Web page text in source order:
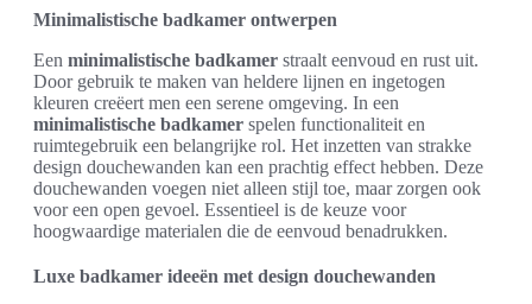
Minimalistische badkamer ontwerpen
Een minimalistische badkamer straalt eenvoud en rust uit.
Door gebruik te maken van heldere lijnen en ingetogen
kleuren creëert men een serene omgeving. In een
minimalistische badkamer spelen functionaliteit en
ruimtegebruik een belangrijke rol. Het inzetten van strakke
design douchewanden kan een prachtig effect hebben. Deze
douchewanden voegen niet alleen stijl toe, maar zorgen ook
voor een open gevoel. Essentieel is de keuze voor
hoogwaardige materialen die de eenvoud benadrukken.
Luxe badkamer ideeën met design douchewanden